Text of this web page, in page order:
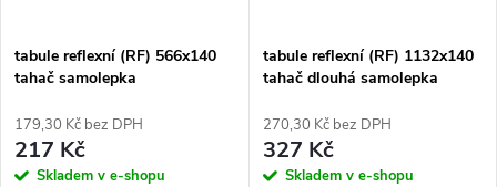
tabule reflexní (RF) 566x140
tahač samolepka
179,30 Kč bez DPH
217 Kč
Skladem v e-shopu
tabule reflexní (RF) 1132x140
tahač dlouhá samolepka
270,30 Kč bez DPH
327 Kč
Skladem v e-shopu